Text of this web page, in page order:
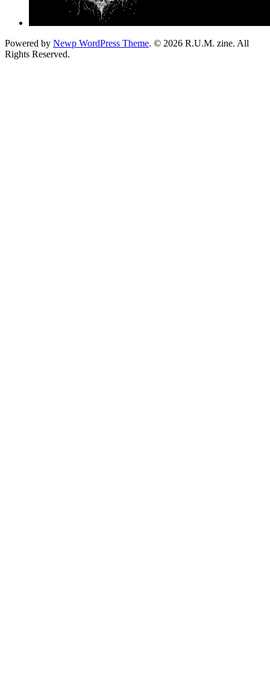
Powered by Newp WordPress Theme. © 2026 R.U.M. zine. All
Rights Reserved.